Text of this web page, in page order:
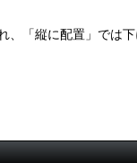
「縦に配置」では下